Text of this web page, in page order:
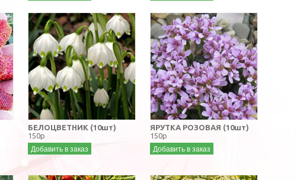
БЕЛОЦВЕТНИК (10шт)
150р
Добавить в заказ
ЯРУТКА РОЗОВАЯ (10шт)
150р
Добавить в заказ